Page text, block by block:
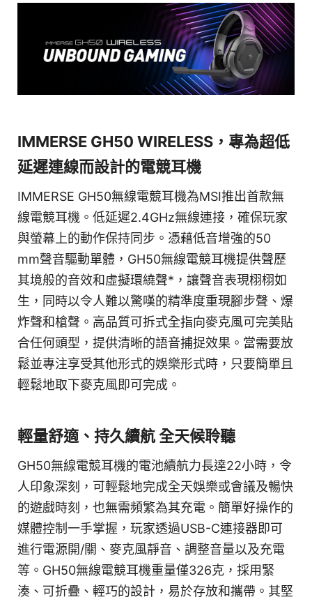
IMMERSE GH50 WIRELESS，專為超低
延遲連線而設計的電競耳機
IMMERSE GH50無線電競耳機為MSI推出首款無
線電競耳機。低延遲2.4GHz無線連接，確保玩家
與螢幕上的動作保持同步。憑藉低音增強的50
mm聲音驅動單體，GH50無線電競耳機提供聲歷
其境般的音效和虛擬環繞聲*，讓聲音表現栩栩如
生，同時以令人難以驚嘆的精準度重現腳步聲、爆
炸聲和槍聲。高品質可拆式全指向麥克風可完美貼
合任何頭型，提供清晰的語音捕捉效果。當需要放
鬆並專注享受其他形式的娛樂形式時，只要簡單且
輕鬆地取下麥克風即可完成。
輕量舒適、持久續航 全天候聆聽
GH50無線電競耳機的電池續航力長達22小時，令
人印象深刻，可輕鬆地完成全天娛樂或會議及暢快
的遊戲時刻，也無需頻繁為其充電。簡單好操作的
媒體控制一手掌握，玩家透過USB-C連接器即可
進行電源開/關、麥克風靜音、調整音量以及充電
等。GH50無線電競耳機重量僅326克，採用緊
湊、可折疊、輕巧的設計，易於存放和攜帶。其堅